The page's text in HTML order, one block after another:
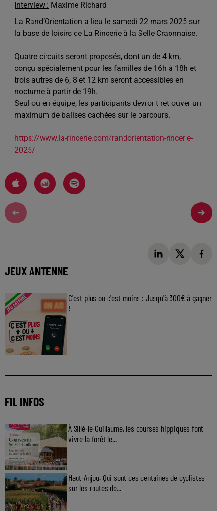
Interview : Maxime Richard
La Rand’Orientation a lieu le samedi 22 mars 2025 sur
la base de loisirs de La Rincerie à la Selle-Craonnaise.
Quatre circuits seront proposés, dont un de 4 km,
conçu spécialement pour les familles de 16h à 18h et
trois autres de 6, 8 et 12 km seront accessibles en
nocturne à partir de 19h.
Seul ou en équipe, les participants devront retrouver un
maximum de balises cachées sur le parcours.
https://www.la-rincerie.com/randorientation-rincerie-
2025/
JEUX ANTENNE
C'est plus ou c'est moins : Jusqu'à 300€ à gagner
!
FIL INFOS
À Sillé-le-Guillaume, les courses hippiques font
vivre la forêt le...
Haut-Anjou. Qui sont ces centaines de cyclistes
sur les routes de...